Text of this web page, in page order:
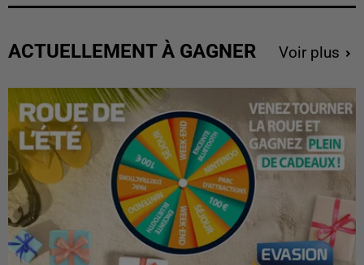
ACTUELLEMENT À GAGNER Voir plus